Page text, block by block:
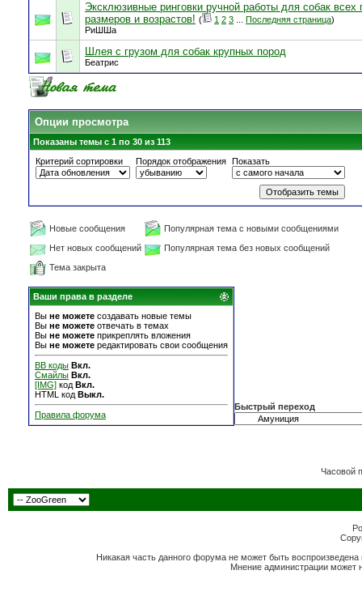
Эксклюзивные ринговки ручной работы для собак всех
размеров и возрастов! ( 1 2 3 Последняя страница)
РиШШа
Шлея с грузом для собак крупных пород
Беатрис
Опции просмотра
Показаны темы с 1 по 30 из 113
Критерий сортировки
Порядок отображения Показать
Новые сообщения
Популярная тема с новыми сообщениями
Нет новых сообщений
Популярная тема без новых сообщений
Тема закрыта
Ваши права в разделе
Вы не можете создавать новые темы
Вы не можете отвечать в темах
Вы не можете прикреплять вложения
Вы не можете редактировать свои сообщения
BB коды Вкл.
Смайлы Вкл.
[IMG] код Вкл.
HTML код Выкл.
Правила форума
Быстрый переход
Часовой
Никакая часть данного форума не может быть
Мнение администрации может